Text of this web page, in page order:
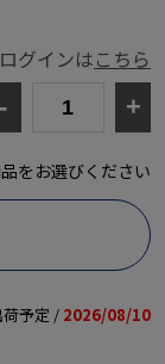
グインはこちら
- +
をお選びください
予定 / 2026/08/10